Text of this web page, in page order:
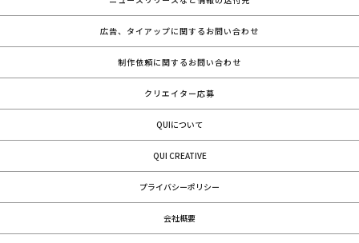
広告、タイアップに関するお問い合わせ
制作依頼に関するお問い合わせ
クリエイター応募
QUIについて
QUI CREATIVE
プライバシーポリシー
会社概要